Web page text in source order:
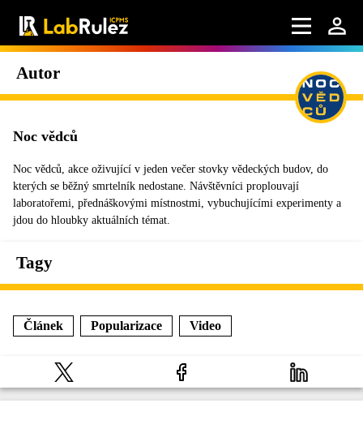
Autor
Noc vědců
Noc vědců, akce oživující v jeden večer stovky vědeckých budov, do
kterých se běžný smrtelník nedostane. Návštěvníci proplouvají
laboratořemi, přednáškovými místnostmi, vybuchujícími experimenty a
jdou do hloubky aktuálních témat.
Tagy
Článek Popularizace Video